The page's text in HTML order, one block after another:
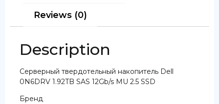
Reviews (0)
Description
Серверный твердотельный накопитель Dell
0N6DRV 1.92TB SAS 12Gb/s MU 2.5 SSD
Бренд